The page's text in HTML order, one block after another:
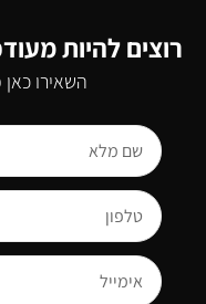
רוצים להיות
השאירו